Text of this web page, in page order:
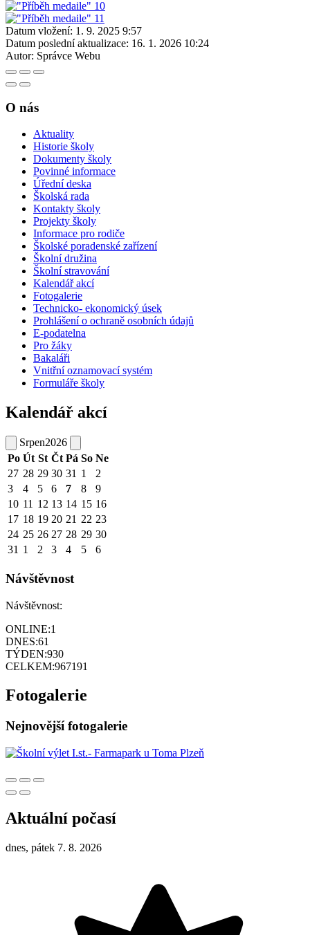
Datum vložení: 1. 9. 2025 9:57
Datum poslední aktualizace: 16. 1. 2026 10:24
Autor: Správce Webu
O nás
Aktuality
Historie školy
Dokumenty školy
Povinné informace
Úřední deska
Školská rada
Kontakty školy
Projekty školy
Informace pro rodiče
Školské poradenské zařízení
Školní družina
Školní stravování
Kalendář akcí
Fotogalerie
Technicko- ekonomický úsek
Prohlášení o ochraně osobních údajů
E-podatelna
Pro žáky
Bakaláři
Vnitřní oznamovací systém
Formuláře školy
Kalendář akcí
Srpen2026
Po Út St Čt Pá So Ne
27 28 29 30 31 1
2
3
4 5 6 7 8
9
10 11 12 13 14 15 16
17 18 19 20 21 22 23
24 25 26 27 28 29 30
31 1 2 3 4 5 6
Návštěvnost
Návštěvnost:
ONLINE:1
DNES:61
TÝDEN:930
CELKEM:967191
Fotogalerie
Nejnovější fotogalerie
Aktuální počasí
dnes, pátek 7. 8. 2026